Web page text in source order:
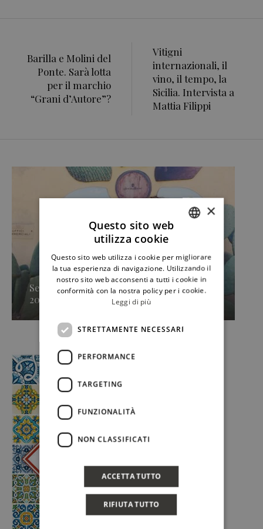
Barilla e Molini del
Ponte. Sarà lotta
per il marchio
“Grani d’Autore”?
Vitigni
internazionali, il
vino, il tempo, la
Sicilia. Intervista a
Mattia Filippi
Secondo approdo di Sicilia en Primeur
2026, Caruso & Minini »
ENGLISH
×
Questo sito web
utilizza cookie
Questo sito web utilizza i cookie per migliorare
la tua esperienza di navigazione. Utilizzando il
nostro sito web acconsenti a tutti i cookie in
conformità con la nostra policy per i cookie.
Leggi di più
STRETTAMENTE NECESSARI
PERFORMANCE
TARGETING
FUNZIONALITÀ
NON CLASSIFICATI
ACCETTA TUTTO
RIFIUTA TUTTO